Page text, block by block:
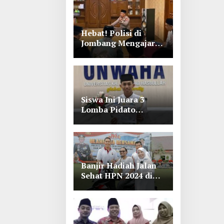
Hebat! Polisi di
Jombang Mengajar
Para Santri Mengaji
Siswa Ini Juara 3
Lomba Pidato
Bahasa Arab se Jawa
Timur-Bali di
Unwaha Jombang
Banjir Hadiah Jalan
Sehat HPN 2024 di
Polres Jombang,
Lihat Tuh Wartawan
Dapat Motor